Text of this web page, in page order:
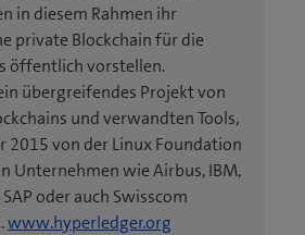
in diesem Rahmen ihr
private Blockchain für die
öffentlich vorstellen.
übergreifendes Projekt von
und verwandten Tools,
2015 von der Linux Foundation
Unternehmen wie Airbus, IBM,
oder auch Swisscom
www.hyperledger.org